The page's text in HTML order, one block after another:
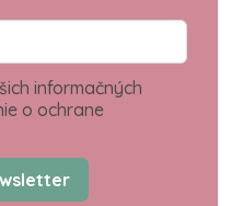
informačných
o ochrane